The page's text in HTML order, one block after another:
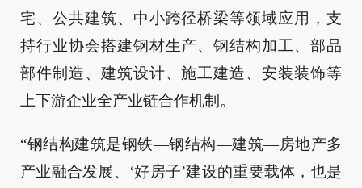
宅、公共建筑、中小跨径桥梁等领域应用，支
持行业协会搭建钢材生产、钢结构加工、部品
部件制造、建筑设计、施工建造、安装装饰等
上下游企业全产业链合作机制。
“钢结构建筑是钢铁—钢结构—建筑—房地产多
产业融合发展、‘好房子’建设的重要载体，也是